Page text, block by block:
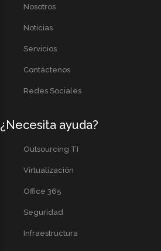
Nosotros
Noticias
Servicios
Contáctenos
Redes Sociales
¿Necesita ayuda?
Outsourcing TI
Virtualización
Office 365
Seguridad
Infraestructura